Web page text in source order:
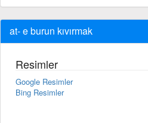
at- e burun kıvırmak
Resimler
Google Resimler
Bing Resimler